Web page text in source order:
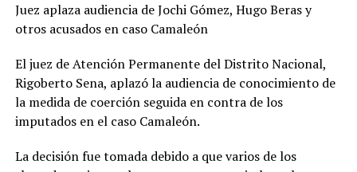
Juez aplaza audiencia de Jochi Gómez, Hugo Beras y
otros acusados ​​en caso Camaleón
El juez de Atención Permanente del Distrito Nacional,
Rigoberto Sena, aplazó la audiencia de conocimiento de
la medida de coerción seguida en contra de los
imputados en el caso Camaleón.
La decisión fue tomada debido a que varios de los